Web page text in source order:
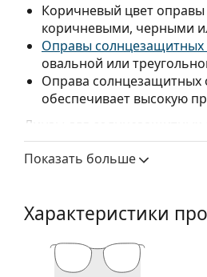
Коричневый цвет оправы
коричневыми, черными
Оправы солнцезащитных
овальной или
Оправа солнцезащитных
обеспечивает высокую
Линзы для солнцезащитных
Коричневые линзы
более четкое зрение.
оснащены
интенсивного
Аксессуары
Показать больше
Характеристики